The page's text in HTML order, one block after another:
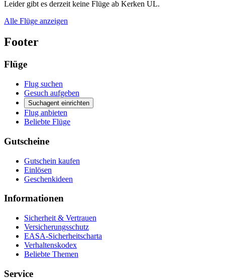
Leider gibt es derzeit keine Flüge ab Kerken UL.
Alle Flüge anzeigen
Footer
Flüge
Flug suchen
Gesuch aufgeben
Suchagent einrichten
Flug anbieten
Beliebte Flüge
Gutscheine
Gutschein kaufen
Einlösen
Geschenkideen
Informationen
Sicherheit & Vertrauen
Versicherungsschutz
EASA-Sicherheitscharta
Verhaltenskodex
Beliebte Themen
Service